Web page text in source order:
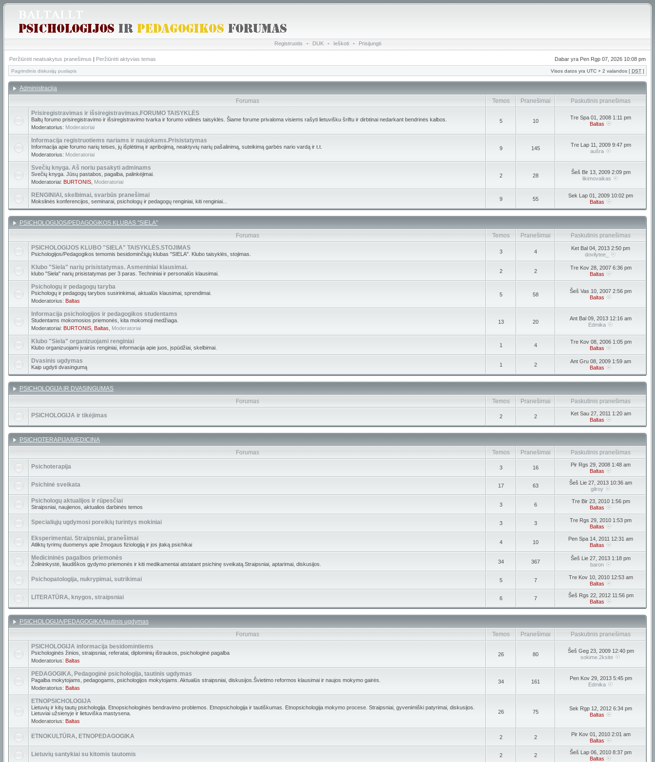
Registruotis • DUK • Ieškoti • Prisijungti
Peržiūrėti neatsakytus pranešimus | Peržiūrėti aktyvias temas Dabar yra Pen Rgp 07, 2026 10:08 pm
Pagrindinis diskusijų puslapis Visos datos yra UTC + 2 valandos [ DST ]
Administracija
Forumas
Temos Pranešimai
Paskutinis pranešimas
Prisiregistravimas ir išsiregistravimas.FORUMO TAISYKLĖS
Baltų forumo prisiregistravimo ir išsiregistravimo tvarka ir forumo vidinės taisyklės. Šiame forume privaloma visiems rašyti lietuvišku šriftu ir dirbtinai nedarkant bendrinės kalbos.
Moderatorius: Moderatoriai
5 10
Tre Spa 01, 2008 1:11 pm
Baltas
Informacija registruotiems nariams ir naujokams.Prisistatymas
Informacija apie forumo narių teises, jų išplėtimą ir apribojimą, neaktyvių narių pašalinimą, suteikimą garbės nario vardą ir t.t.
Moderatorius: Moderatoriai
9 145
Tre Lap 11, 2009 9:47 pm
aušra
Svečių knyga. Aš noriu pasakyti adminams
Svečių knyga. Jūsų pastabos, pagalba, palinkėjimai.
Moderatoriai: BURTONIS Moderatoriai
2 28
Šeš Bir 13, 2009 2:09 pm
likimovaikas
RENGINIAI, skelbimai, svarbūs pranešimai
Mokslinės konferencijos, seminarai, psichologų ir pedagogų renginiai, kiti renginiai... 9 55
Sek Lap 01, 2009 10:02 pm
Baltas
PSICHOLOGIJOS/PEDAGOGIKOS KLUBAS "SIELA"
Forumas
Temos Pranešimai
Paskutinis pranešimas
PSICHOLOGIJOS KLUBO "SIELA" TAISYKLĖS.STOJIMAS
Psichologijos/Pedagogikos temomis besidominčiųjų klubas "SIELA". Klubo taisyklės, stojimas. 3 4
Ket Bal 04, 2013 2:50 pm
dovilytee_
Klubo "Siela" narių prisistatymas. Asmeniniai klausimai.
klubo "Siela" narių prisistatymas per 3 paras. Techniniai ir personalūs klausimai. 2 2
Tre Kov 28, 2007 6:36 pm
Baltas
Psichologų ir pedagogų taryba
Psichologų ir pedagogų tarybos susirinkimai, aktualūs klausimai, sprendimai.
Moderatorius: Baltas
5 58
Šeš Vas 10, 2007 2:56 pm
Baltas
Informacija psichologijos ir pedagogikos studentams
Studentams mokomosios priemonės, kita mokomoji medžiaga.
Moderatoriai: BURTONIS Baltas Moderatoriai
13 20
Ant Bal 09, 2013 12:16 am
Edmika
Klubo "Siela" organizuojami renginiai
Klubo organizuojami įvairūs renginiai, informacija apie juos, įspūdžiai, skelbimai. 1 4
Tre Kov 08, 2006 1:05 pm
Baltas
Dvasinis ugdymas
Kaip ugdyti dvasingumą 1 2
Ant Gru 08, 2009 1:59 am
Baltas
PSICHOLOGIJA IR DVASINGUMAS
Forumas
Temos Pranešimai Paskutinis pranešimas
PSICHOLOGIJA ir tikėjimas 2 2
Ket Sau 27, 2011 1:20 am
Baltas
PSICHOTERAPIJA/MEDICINA
Forumas
Temos Pranešimai Paskutinis pranešimas
Psichoterapija 3 16
Pir Rgs 29, 2008 1:48 am
Baltas
Psichinė sveikata 17 63
Šeš Lie 27, 2013 10:36 am
gilroy
Psichologų aktualijos ir rūpesčiai
Straipsniai, naujienos, aktualios darbinės temos 3 6
Tre Bir 23, 2010 1:56 pm
Baltas
Specialiųjų ugdymosi poreikių turintys mokiniai 3 3
Tre Rgs 29, 2010 1:53 pm
Baltas
Eksperimentai. Straipsniai, pranešimai
Atliktų tyrimų duomenys apie žmogaus fiziologiją ir jos įtaką psichikai 4 10
Pen Spa 14, 2011 12:31 am
Baltas
Medicininės pagalbos priemonės
Žolininkystė, liaudiškos gydymo priemonės ir kiti medikamentai atstatant psichinę sveikatą.Straipsniai, aptarimai, diskusijos. 34 367
Šeš Lie 27, 2013 1:18 pm
baron
Psichopatologija, nukrypimai, sutrikimai 5 7
Tre Kov 10, 2010 12:53 am
Baltas
LITERATŪRA, knygos, straipsniai 6 7
Šeš Rgs 22, 2012 11:56 pm
Baltas
PSICHOLOGIJA/PEDAGOGIKA/tautinis ugdymas
Forumas
Temos Pranešimai
Paskutinis pranešimas
PSICHOLOGIJA informacija besidomintiems
Psichologinės žinios, straipsniai, referatai, diplominių ištraukos, psichologinė pagalba
Moderatorius: Baltas
26 80
Šeš Geg 23, 2009 12:40 pm
sokime.2ksite
PEDAGOGIKA, Pedagoginė psichologija, tautinis ugdymas
Pagalba mokytojams, pedagogams, psichologijos mokytojams. Aktualūs straipsniai, diskusijos.Švietimo reformos klausimai ir naujos mokymo gairės.
Moderatorius: Baltas
34 161
Pen Kov 29, 2013 5:45 pm
Edmika
ETNOPSICHOLOGIJA
Lietuvių ir kitų tautų psichologija. Etnopsichologinės bendravimo problemos. Etnopsichologija ir tautiškumas. Etnopsichologija mokymo procese. Straipsniai, gyvenimiški patyrimai, diskusijos.
Lietuviai užsienyje ir lietuviška mastysena.
Moderatorius: Baltas
26 75
Sek Rgp 12, 2012 6:34 pm
Baltas
ETNOKULTŪRA, ETNOPEDAGOGIKA 2 2
Pir Kov 01, 2010 2:01 am
Baltas
Lietuvių santykiai su kitomis tautomis 2 2
Šeš Lap 06, 2010 8:37 pm
Baltas